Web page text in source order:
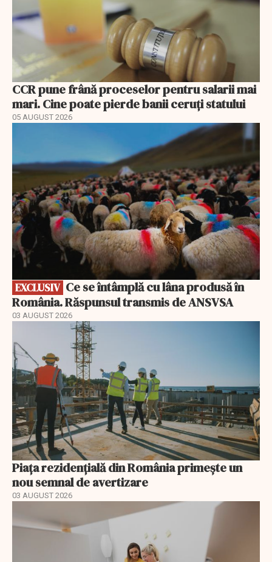
CCR pune frână proceselor pentru salarii mai
mari. Cine poate pierde banii ceruți statului
05 AUGUST 2026
EXCLUSIV
România. Răspunsul transmis de ANSVSA
03 AUGUST 2026
Piața rezidențială din România primește un
nou semnal de avertizare
03 AUGUST 2026